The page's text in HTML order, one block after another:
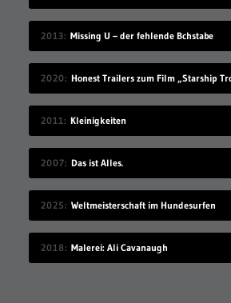
2013 Missing U – der fehlende Bchstabe
2020 Honest Trailers zum Film „Starship
2011 Kleinigkeiten
2007 Das ist Alles.
2025 Weltmeisterschaft im Hundesurfen
2018 Malerei: Ali Cavanaugh